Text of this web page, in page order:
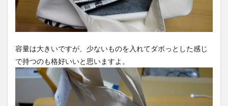
容量は大きいですが、少ないものを入れてダボっとした感じ
で持つのも格好いいと思いますよ。